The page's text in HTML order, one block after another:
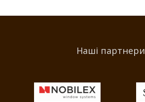
Наші партнери